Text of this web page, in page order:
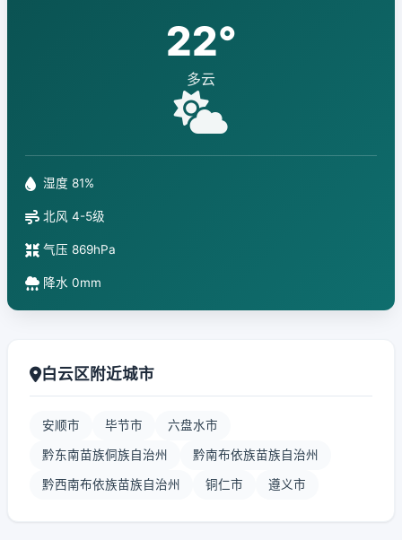
22°
多云
湿度 81%
北风 4-5级
气压 869hPa
降水 0mm
白云区附近城市
安顺市 毕节市 六盘水市
黔东南苗族侗族自治州 黔南布依族苗族自治州
黔西南布依族苗族自治州 铜仁市 遵义市